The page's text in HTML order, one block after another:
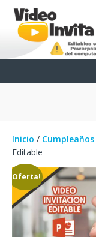
Inicio / Cumpleaños
Editable
¡Oferta!